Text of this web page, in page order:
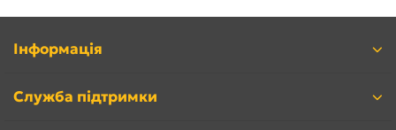
Інформація
Служба підтримки